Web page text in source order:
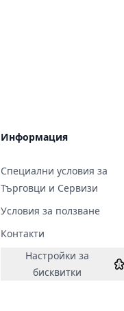
Информация
Специални условия за
Търговци и Сервизи
Условия за ползване
Контакти
Настройки за
бисквитки